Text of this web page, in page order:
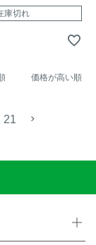
庫切れ
価格が高い順
21